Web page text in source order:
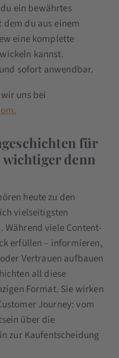
ein bewährtes
du aus einem
eine komplette
kannst.
sofort anwendbar.
uns bei
für
denn
heute zu den
vielseitigsten
viele Content-
erfüllen – informieren,
Vertrauen aufbauen
all diese
Format. Sie wirken
Journey: vom
über die
zur Kaufentscheidung